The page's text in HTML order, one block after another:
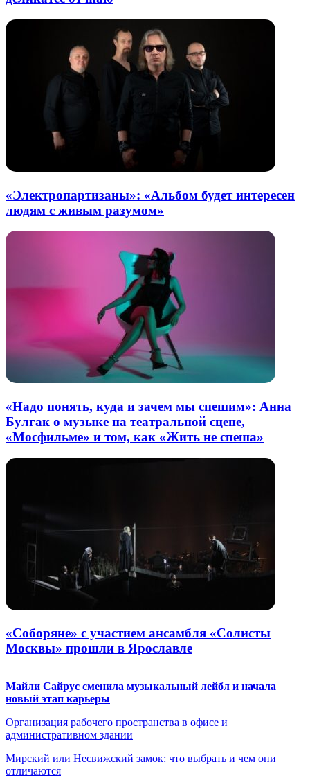
«Электропартизаны»: «Альбом будет интересен
людям с живым разумом»
«Надо понять, куда и зачем мы спешим»: Анна
Булгак о музыке на театральной сцене,
«Мосфильме» и том, как «Жить не спеша»
«Соборяне» с участием ансамбля «Солисты
Москвы» прошли в Ярославле
Майли Сайрус сменила музыкальный лейбл и начала
новый этап карьеры
Организация рабочего пространства в офисе и
административном здании
Мирский или Несвижский замок: что выбрать и чем они
отличаются